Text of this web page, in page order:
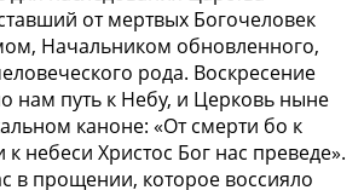
от мертвых Богочеловек
Начальником обновленного,
рода. Воскресение
нам путь к Небу, и Церковь ныне
каноне: «От смерти бо к
небеси Христос Бог нас преведе».
в прощении, которое воссияло